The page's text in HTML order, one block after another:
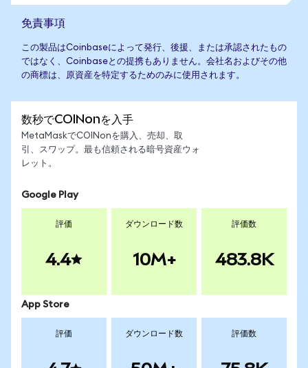
免責事項
この製品はCoinbaseによって発行、後援、または承認されたもの
ではなく、Coinbaseとの提携もありません。会社名およびその他
の商標は、原資産を特定するためのみに使用されます。
数秒でCOINonを入手
MetaMaskでCOINonを購入、売却、取
引、スワップ。最も信頼される暗号資産ウォ
レット。
Google Play
評価
4.4
ダウンロード数
10M+
評価数
483.8K
App Store
評価 ダウンロード数 評価数